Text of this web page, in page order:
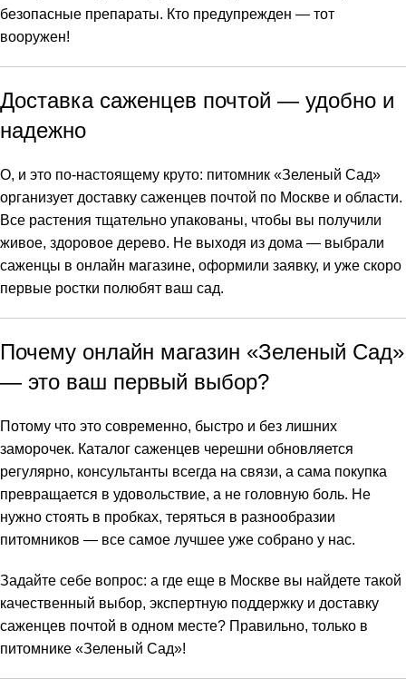
безопасные препараты. Кто предупрежден — тот
вооружен!
Доставка саженцев почтой — удобно и
надежно
О, и это по-настоящему круто: питомник «Зеленый Сад»
организует доставку саженцев почтой по Москве и области.
Все растения тщательно упакованы, чтобы вы получили
живое, здоровое дерево. Не выходя из дома — выбрали
саженцы в онлайн магазине, оформили заявку, и уже скоро
первые ростки полюбят ваш сад.
Почему онлайн магазин «Зеленый Сад»
— это ваш первый выбор?
Потому что это современно, быстро и без лишних
заморочек. Каталог саженцев черешни обновляется
регулярно, консультанты всегда на связи, а сама покупка
превращается в удовольствие, а не головную боль. Не
нужно стоять в пробках, теряться в разнообразии
питомников — все самое лучшее уже собрано у нас.
Задайте себе вопрос: а где еще в Москве вы найдете такой
качественный выбор, экспертную поддержку и доставку
саженцев почтой в одном месте? Правильно, только в
питомнике «Зеленый Сад»!